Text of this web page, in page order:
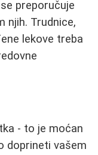
preporučuje
njih. Trudnice,
lekove treba
- to je moćan
doprineti vašem